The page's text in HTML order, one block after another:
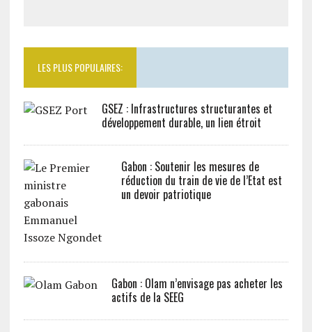
LES PLUS POPULAIRES:
GSEZ : Infrastructures structurantes et
développement durable, un lien étroit
Gabon : Soutenir les mesures de
réduction du train de vie de l’Etat est
un devoir patriotique
Gabon : Olam n’envisage pas acheter les
actifs de la SEEG